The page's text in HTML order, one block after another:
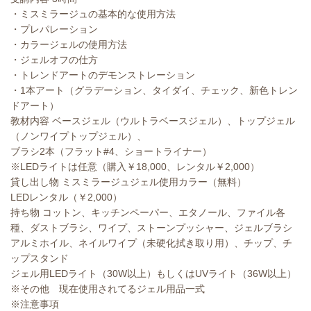
・ミスミラージュの基本的な使用方法
・プレパレーション
・カラージェルの使用方法
・ジェルオフの仕方
・トレンドアートのデモンストレーション
・1本アート（グラデーション、タイダイ、チェック、新色トレン
ドアート）
教材内容 ベースジェル（ウルトラベースジェル）、トップジェル
（ノンワイプトップジェル）、
ブラシ2本（フラット#4、ショートライナー）
※LEDライトは任意（購入￥18,000、レンタル￥2,000）
貸し出し物 ミスミラージュジェル使用カラー（無料）
LEDレンタル（￥2,000）
持ち物 コットン、キッチンペーパー、エタノール、ファイル各
種、ダストブラシ、ワイプ、ストーンプッシャー、ジェルブラシ
アルミホイル、ネイルワイプ（未硬化拭き取り用）、チップ、チ
ップスタンド
ジェル用LEDライト（30W以上）もしくはUVライト（36W以上）
※その他 現在使用されてるジェル用品一式
※注意事項